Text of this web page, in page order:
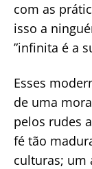
com as
isso a
”infinita é a
Esses
de uma
pelos rudes
fé tão
culturas; um